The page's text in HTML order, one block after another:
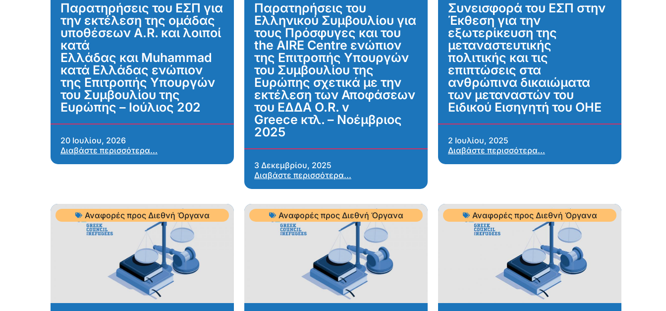
Παρατηρήσεις του ΕΣΠ για
την εκτέλεση της ομάδας
υποθέσεων A.R. και λοιποί
κατά
Ελλάδας και Muhammad
κατά Ελλάδας ενώπιον
της Επιτροπής Υπουργών
του Συμβουλίου της
Ευρώπης – Ιούλιος 202
20 Ιουλίου, 2026
Διαβάστε περισσότερα...
Παρατηρήσεις του
Ελληνικού Συμβουλίου για
τους Πρόσφυγες και του
the AIRE Centre ενώπιον
της Επιτροπής Υπουργών
του Συμβουλίου της
Ευρώπης σχετικά με την
εκτέλεση των Αποφάσεων
του ΕΔΔΑ O.R. v
Greece κτλ. – Νοέμβριος
2025
3 Δεκεμβρίου, 2025
Διαβάστε περισσότερα...
Συνεισφορά του ΕΣΠ στην
Έκθεση για την
εξωτερίκευση της
μεταναστευτικής
πολιτικής και τις
επιπτώσεις στα
ανθρώπινα δικαιώματα
των μεταναστών του
Ειδικού Εισηγητή του ΟΗΕ
2 Ιουλίου, 2025
Διαβάστε περισσότερα...
Αναφορές προς Διεθνή Όργανα Αναφορές προς Διεθνή Όργανα Αναφορές προς Διεθνή Όργανα